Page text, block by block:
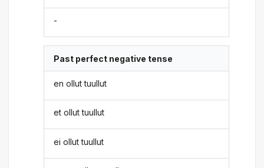
-
Past perfect negative tense
en ollut tuullut
et ollut tuullut
ei ollut tuullut